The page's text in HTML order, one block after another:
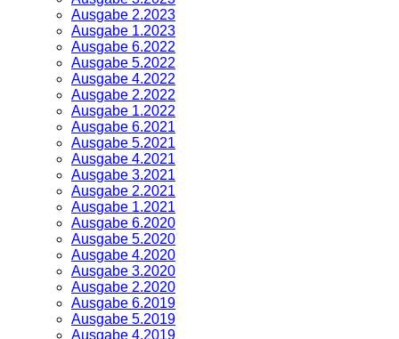
Ausgabe 2.2023
Ausgabe 1.2023
Ausgabe 6.2022
Ausgabe 5.2022
Ausgabe 4.2022
Ausgabe 2.2022
Ausgabe 1.2022
Ausgabe 6.2021
Ausgabe 5.2021
Ausgabe 4.2021
Ausgabe 3.2021
Ausgabe 2.2021
Ausgabe 1.2021
Ausgabe 6.2020
Ausgabe 5.2020
Ausgabe 4.2020
Ausgabe 3.2020
Ausgabe 2.2020
Ausgabe 6.2019
Ausgabe 5.2019
Ausgabe 4.2019